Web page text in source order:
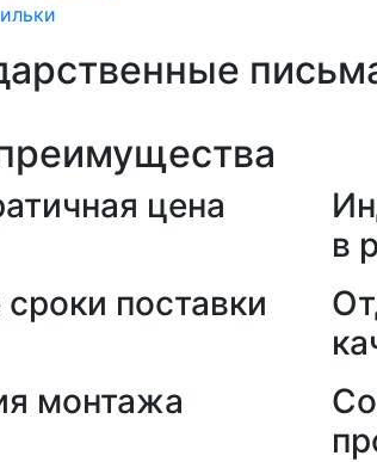
цена
в
поставки
монтажа